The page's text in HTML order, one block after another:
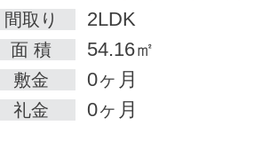
間取り
2LDK
面 積 54.16㎡
敷金 0ヶ月
礼金 0ヶ月